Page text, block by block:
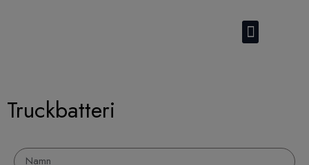
Truckbatteri